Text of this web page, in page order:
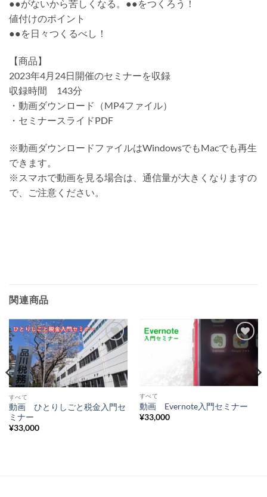
●●がないから苦しくなる。●●をつくろう！
値付けのポイント
●●を日々つくるべし！
【商品】
2023年4月24日開催のセミナーを収録
収録時間 143分
・動画ダウンロード（MP4ファイル）
・セミナースライドPDF
※動画ダウンロードファイルはWindowsでもMacでも再生
できます。
※スマホで動画を見る場合は、通信量が大きくなりますの
で、ご注意ください。
関連商品
Add to
Wishlist
すべて
動画 ひとりしごと税金入門セ
ミナー
¥33,000
Add to
すべて
動画 Evernote入門セミナー
¥33,000